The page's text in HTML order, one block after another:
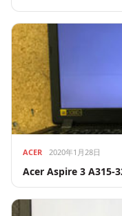
ACER 2020年1月28日
Acer Aspire 3 A315-